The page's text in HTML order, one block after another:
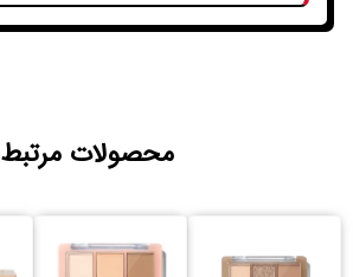
محصولات مرتبط